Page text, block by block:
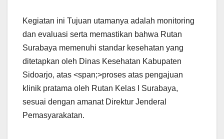
Kegiatan ini Tujuan utamanya adalah monitoring
dan evaluasi serta memastikan bahwa Rutan
Surabaya memenuhi standar kesehatan yang
ditetapkan oleh Dinas Kesehatan Kabupaten
Sidoarjo, atas <span;>proses atas pengajuan
klinik pratama oleh Rutan Kelas I Surabaya,
sesuai dengan amanat Direktur Jenderal
Pemasyarakatan.